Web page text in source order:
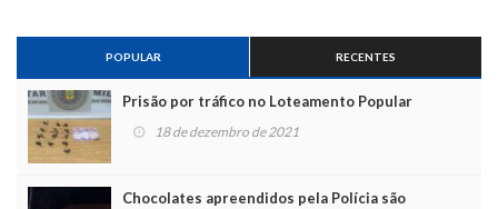
POPULAR RECENTES
Prisão por tráfico no Loteamento Popular
18 de dezembro de 2021
Chocolates apreendidos pela Polícia são